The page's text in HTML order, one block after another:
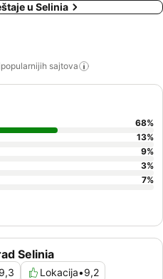
u Selinia
sajtova
Selinia
9,3 Lokacija•9,2
68%
13%
9%
3%
7%